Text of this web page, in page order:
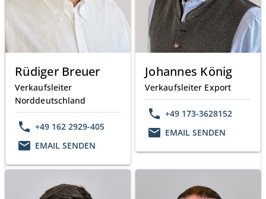
Rüdiger Breuer
Verkaufsleiter
Norddeutschland
phone +49 162 2929-405
email EMAIL SENDEN
Johannes König
Verkaufsleiter Export
phone +49 173-3628152
email EMAIL SENDEN